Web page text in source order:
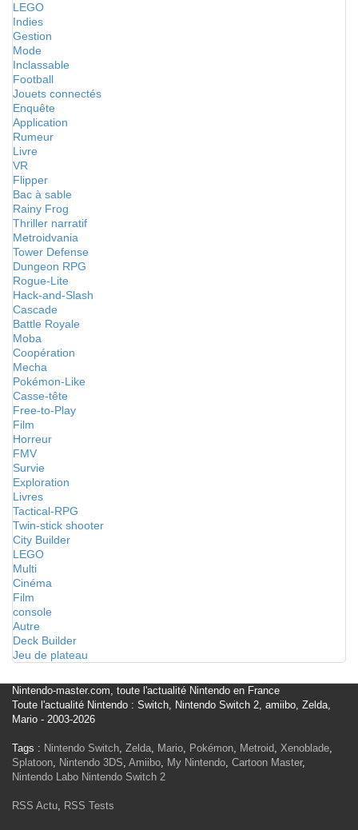
LEGO
Indies
Gestion
Mode
Inclassable
Football
Jouets connectés
Enquête
Application
Rumeur
Livre
VR
Flipper
Bac à sable
Rainy Frog
Thriller narratif
Metroidvania
Tower Defense
Dungeon RPG
Rogue-Lite
Hack-and-Slash
Cascade
Battle Royale
Moba
Coopération
Mecha
Pokémon-Like
Casse-tête
Free-to-Play
Film
Horreur
FMV
Survie
Exploration
Livres
Tactical-RPG
Twin-stick shooter
City Builder
LEGO
Multi
Cinéma
Film
console
Autre
Deck Builder
Jeu de plateau
Nintendo-master.com, toute l'actualité Nintendo en France
Toute l'actualité Nintendo : Switch, Nintendo Switch 2, amiibo, Zelda,
Mario - 2003-2026
Tags : Nintendo Switch, Zelda, Mario, Pokémon, Metroid, Xenoblade,
Splatoon, Nintendo 3DS, Amiibo, My Nintendo, Cartoon Master,
Nintendo Labo Nintendo Switch 2
RSS Actu, RSS Tests